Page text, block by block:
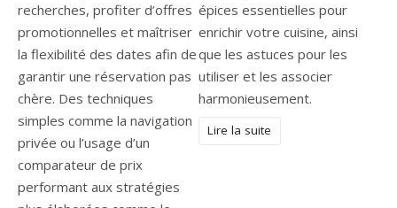
recherches, profiter d’offres
promotionnelles et maîtriser
la flexibilité des dates afin de
garantir une réservation pas
chère. Des techniques
simples comme la navigation
privée ou l’usage d’un
comparateur de prix
performant aux stratégies
épices essentielles pour
enrichir votre cuisine, ainsi
que les astuces pour les
utiliser et les associer
harmonieusement.
Lire la suite